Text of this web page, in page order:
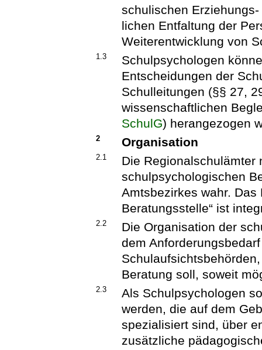
schulischen
lichen Entfaltung der
Weiterentwicklung von
1.3
Schulpsychologen
Entscheidungen der
Schulleitungen (§§ 27,
wissenschaftlichen
SchulG) herangezogen
2 Organisation
2.1
Die Regionalschulämter
schulpsychologischen
Amtsbezirkes wahr.
Beratungsstelle“ ist
2.2
Die Organisation der
dem
Beratung soll, soweit
2.3
Als Schulpsychologen
werden, die auf dem
spezialisiert sind, über
zusätzliche